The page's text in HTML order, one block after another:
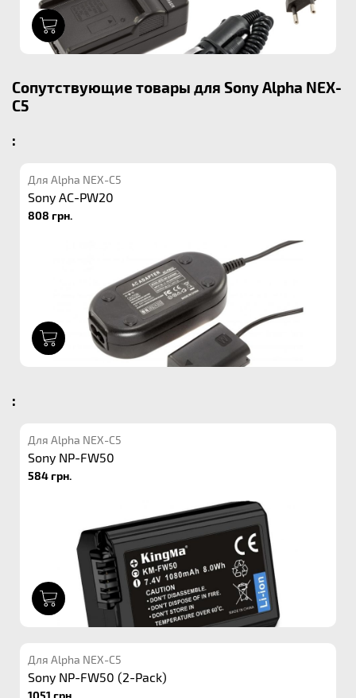
Сопутствующие товары для Sony Alpha NEX-
C5
:
Для Alpha NEX-C5
Sony AC-PW20
808 грн.
:
Для Alpha NEX-C5
Sony NP-FW50
584 грн.
Для Alpha NEX-C5
Sony NP-FW50 (2-Pack)
1051 грн.